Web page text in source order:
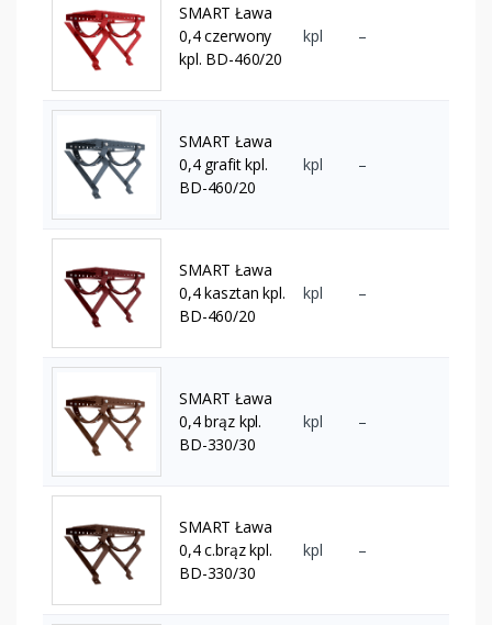
SMART Ława
0,4 czerwony
kpl. BD-460/20
kpl –
SMART Ława
0,4 grafit kpl.
BD-460/20
kpl –
SMART Ława
0,4 kasztan kpl.
BD-460/20
kpl –
SMART Ława
0,4 brąz kpl.
BD-330/30
kpl –
SMART Ława
0,4 c.brąz kpl.
BD-330/30
kpl –